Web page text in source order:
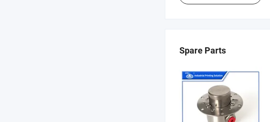
Spare Parts